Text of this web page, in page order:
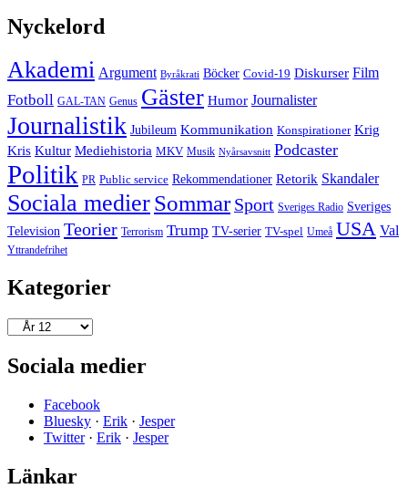
Nyckelord
Akademi Argument Byråkrati Böcker Covid-19 Diskurser Film
Fotboll GAL-TAN Genus Gäster Humor Journalister
Journalistik Jubileum Kommunikation Konspirationer Krig
Kris Kultur Mediehistoria MKV Musik Nyårsavsnitt Podcaster
Politik PR Public service Rekommendationer Retorik Skandaler
Sociala medierSommar Sport Sveriges Radio Sveriges
Television Teorier Terrorism Trump TV-serier TV-spel Umeå USA Val
Yttrandefrihet
Kategorier
Kategorier
Sociala medier
Facebook
Bluesky · Erik · Jesper
Twitter· Erik · Jesper
Länkar